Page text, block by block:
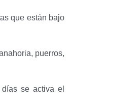
que están bajo
puerros,
se activa el